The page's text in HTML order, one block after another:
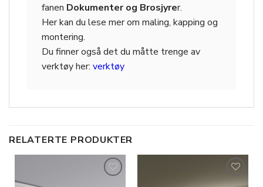
fanen Dokumenter og Brosjyrer.
Her kan du lese mer om maling, kapping og
montering.
Du finner også det du måtte trenge av
verktøy her: verktøy
RELATERTE PRODUKTER